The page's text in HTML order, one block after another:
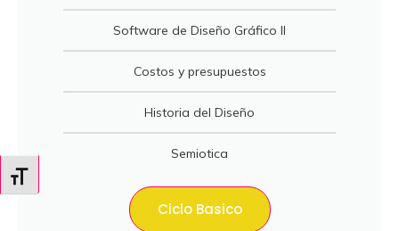
Alternar tamaño de letra
Software de Diseño Gráfico II
Costos y presupuestos
Historia del Diseño
Semiotica
Ciclo Basico